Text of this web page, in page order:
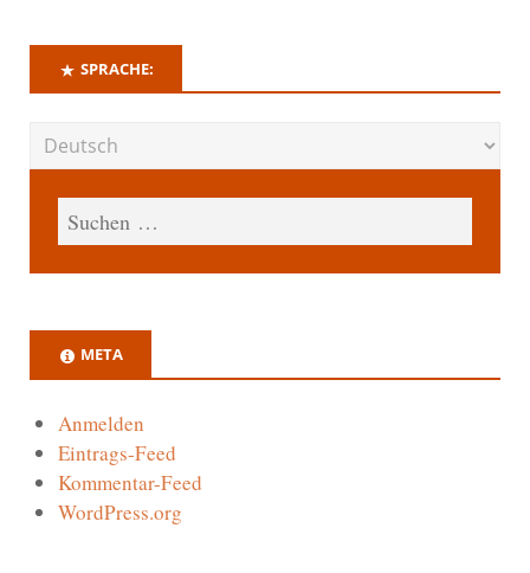
SPRACHE:
META
Anmelden
Eintrags-Feed
Kommentar-Feed
WordPress.org